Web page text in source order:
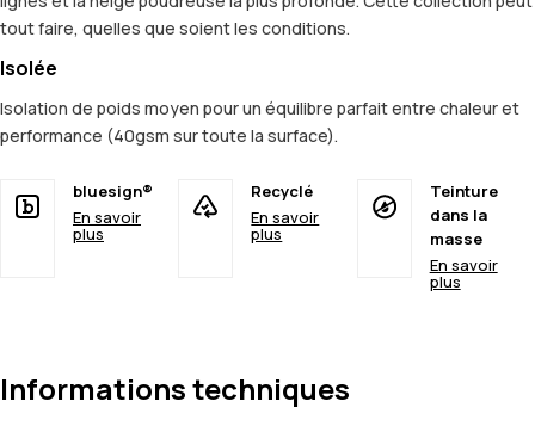
tout faire, quelles que soient les conditions.
Isolée
Isolation de poids moyen pour un équilibre parfait entre chaleur et
performance (40gsm sur toute la surface).
bluesign®
En savoir
plus
Recyclé
En savoir
plus
Teinture
dans la
masse
En savoir
plus
Informations techniques